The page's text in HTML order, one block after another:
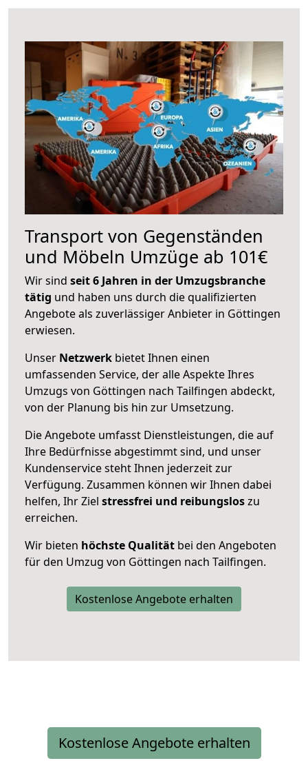
Transport von Gegenständen
und Möbeln Umzüge ab 101€
Wir sind seit 6 Jahren in der Umzugsbranche
tätig und haben uns durch die qualifizierten
Angebote als zuverlässiger Anbieter in Göttingen
erwiesen.
Unser Netzwerk bietet Ihnen einen
umfassenden Service, der alle Aspekte Ihres
Umzugs von Göttingen nach Tailfingen abdeckt,
von der Planung bis hin zur Umsetzung.
Die Angebote umfasst Dienstleistungen, die auf
Ihre Bedürfnisse abgestimmt sind, und unser
Kundenservice steht Ihnen jederzeit zur
Verfügung. Zusammen können wir Ihnen dabei
helfen, Ihr Ziel stressfrei und reibungsloszu
erreichen.
Wir bieten höchste Qualität bei den Angeboten
für den Umzug von Göttingen nach Tailfingen.
Kostenlose Angebote erhalten
Kostenlose Angebote erhalten